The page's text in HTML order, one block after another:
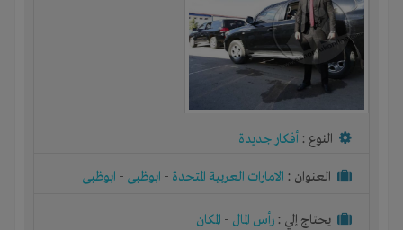
النوع : أفكار جديدة
العنوان : الامارات العربية المتحدة - ابوظبى - ابوظبى
يحتاج إلي : رأس المال - المكان